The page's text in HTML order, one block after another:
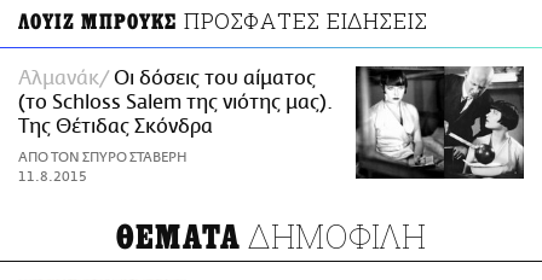
ΛΟΥΙΖ ΜΠΡΟΥΚΣ ΠΡΟΣΦΑΤΕΣ ΕΙΔΗΣΕΙΣ
Αλμανάκ
Οι δόσεις του αίματος
(το Schloss Salem της νιότης μας).
Της Θέτιδας Σκόνδρα
ΑΠΟ ΤΟΝ ΣΠΥΡΟ ΣΤΑΒΕΡΗ
11.8.2015
ΘΕΜΑΤΑ ΔΗΜΟΦΙΛΗ